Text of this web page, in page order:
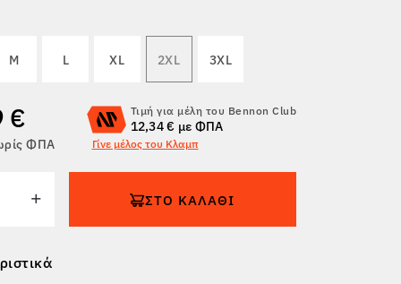
M L XL 2XL 3XL
€
ΦΠΑ
Τιμή για μέλη του Bennon Club
12,34 € με ΦΠΑ
Γίνε μέλος του Κλαμπ
ΣΤΟ ΚΑΛΆΘΙ